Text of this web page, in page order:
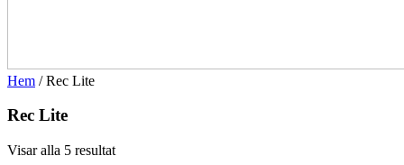
Hem / Rec Lite
Rec Lite
Visar alla 5 resultat